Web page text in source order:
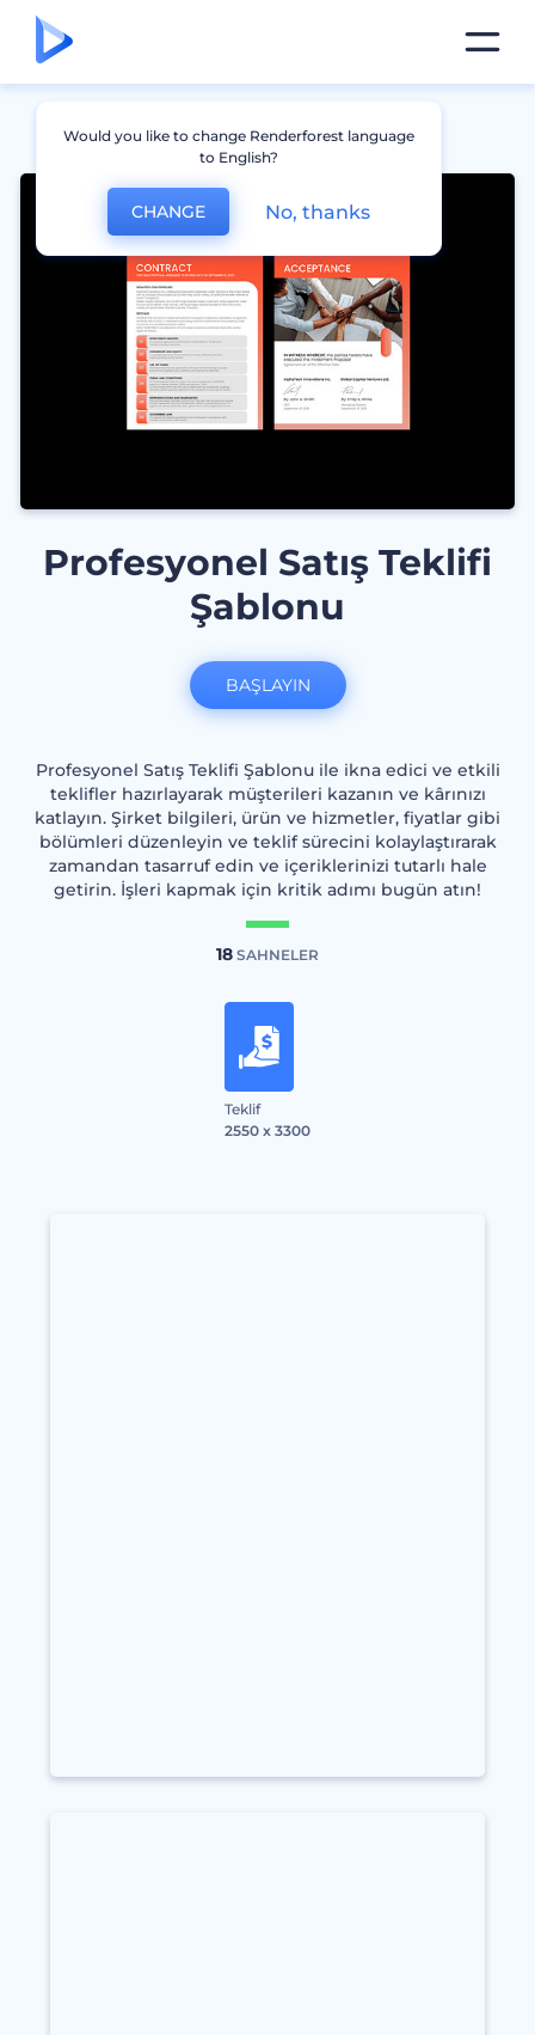
Profesyonel Satış Teklifi
Şablonu
Profesyonel Satış Teklifi Şablonu ile ikna edici ve etkili
teklifler hazırlayarak müşterileri kazanın ve kârınızı
katlayın. Şirket bilgileri, ürün ve hizmetler, fiyatlar gibi
bölümleri düzenleyin ve teklif sürecini kolaylaştırarak
zamandan tasarruf edin ve içeriklerinizi tutarlı hale
getirin. İşleri kapmak için kritik adımı bugün atın!
18 SAHNELER
Teklif
2550 x 3300
BAŞLAYIN
Would you like to change Renderforest language
to English?
CHANGE No, thanks